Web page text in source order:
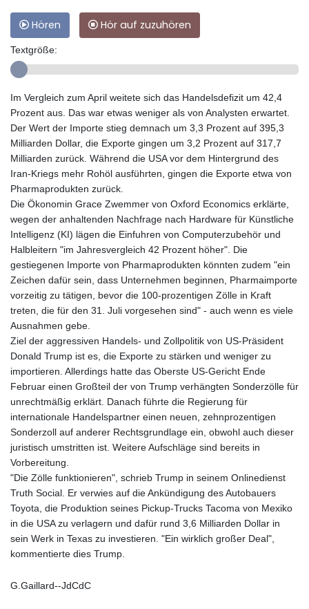
Hören Hör auf zuzuhören
Textgröße:
Im Vergleich zum April weitete sich das Handelsdefizit um 42,4
Prozent aus. Das war etwas weniger als von Analysten erwartet.
Der Wert der Importe stieg demnach um 3,3 Prozent auf 395,3
Milliarden Dollar, die Exporte gingen um 3,2 Prozent auf 317,7
Milliarden zurück. Während die USA vor dem Hintergrund des
Iran-Kriegs mehr Rohöl ausführten, gingen die Exporte etwa von
Pharmaprodukten zurück.
Die Ökonomin Grace Zwemmer von Oxford Economics erklärte,
wegen der anhaltenden Nachfrage nach Hardware für Künstliche
Intelligenz (KI) lägen die Einfuhren von Computerzubehör und
Halbleitern "im Jahresvergleich 42 Prozent höher". Die
gestiegenen Importe von Pharmaprodukten könnten zudem "ein
Zeichen dafür sein, dass Unternehmen beginnen, Pharmaimporte
vorzeitig zu tätigen, bevor die 100-prozentigen Zölle in Kraft
treten, die für den 31. Juli vorgesehen sind" - auch wenn es viele
Ausnahmen gebe.
Ziel der aggressiven Handels- und Zollpolitik von US-Präsident
Donald Trump ist es, die Exporte zu stärken und weniger zu
importieren. Allerdings hatte das Oberste US-Gericht Ende
Februar einen Großteil der von Trump verhängten Sonderzölle für
unrechtmäßig erklärt. Danach führte die Regierung für
internationale Handelspartner einen neuen, zehnprozentigen
Sonderzoll auf anderer Rechtsgrundlage ein, obwohl auch dieser
juristisch umstritten ist. Weitere Aufschläge sind bereits in
Vorbereitung.
"Die Zölle funktionieren", schrieb Trump in seinem Onlinedienst
Truth Social. Er verwies auf die Ankündigung des Autobauers
Toyota, die Produktion seines Pickup-Trucks Tacoma von Mexiko
in die USA zu verlagern und dafür rund 3,6 Milliarden Dollar in
sein Werk in Texas zu investieren. "Ein wirklich großer Deal",
kommentierte dies Trump.
G.Gaillard--JdCdC